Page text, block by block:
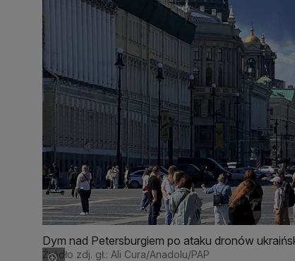
Dym nad Petersburgiem po ataku dronów
Źródło zdj. gł.: Ali Cura/Anadolu/PAP